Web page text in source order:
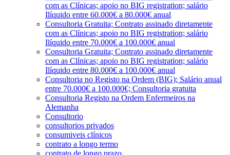
com as Clínicas; apoio no BIG registration; salário
Ilíquido entre 60.000€ a 80.000€ anual
Consultoria Gratuita; Contrato assinado diretamente
com as Clínicas; apoio no BIG registration; salário
Ilíquido entre 70.000€ a 100.000€ anual
Consultoria Gratuita; Contrato assinado diretamente
com as Clínicas; apoio no BIG registration; salário
Ilíquido entre 80.000€ a 100.000€ anual
Consultoria no Registo na Ordem (BIG); Salário anual
entre 70.000€ a 100.000€; Consultoria gratuita
Consultoria Registo na Ordem Enfermeiros na
Alemanha
Consultorio
consultorios privados
consumiveis clínicos
contrato a longo termo
contrato de longo prazo